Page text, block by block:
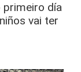
primeiro día
vai ter